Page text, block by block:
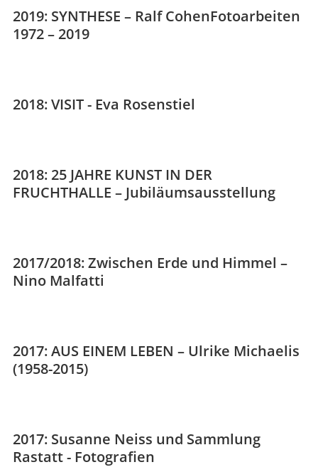
2019: SYNTHESE – Ralf CohenFotoarbeiten
1972 – 2019
2018: VISIT - Eva Rosenstiel
2018: 25 JAHRE KUNST IN DER
FRUCHTHALLE – Jubiläumsausstellung
2017/2018: Zwischen Erde und Himmel –
Nino Malfatti
2017: AUS EINEM LEBEN – Ulrike Michaelis
(1958-2015)
2017: Susanne Neiss und Sammlung
Rastatt - Fotografien